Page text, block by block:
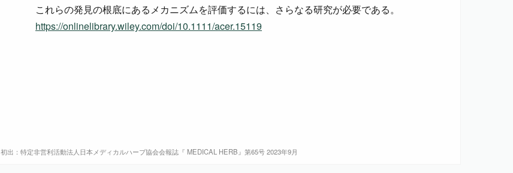
これらの発見の根底にあるメカニズムを評価するには、さらなる研究が必要である。
https://onlinelibrary.wiley.com/doi/10.1111/acer.15119
初出：特定非営利活動法人日本メディカルハーブ協会会報誌『 MEDICAL HERB』第65号 2023年9月